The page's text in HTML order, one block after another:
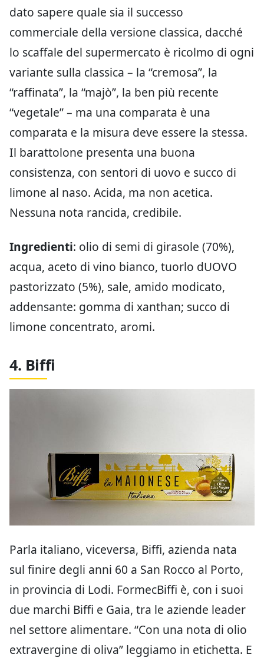
dato sapere quale sia il successo
commerciale della versione classica, dacché
lo scaffale del supermercato è ricolmo di ogni
variante sulla classica – la “cremosa”, la
“raffinata”, la “majò”, la ben più recente
“vegetale” – ma una comparata è una
comparata e la misura deve essere la stessa.
Il barattolone presenta una buona
consistenza, con sentori di uovo e succo di
limone al naso. Acida, ma non acetica.
Nessuna nota rancida, credibile.
Ingredienti: olio di semi di girasole (70%),
acqua, aceto di vino bianco, tuorlo dUOVO
pastorizzato (5%), sale, amido modicato,
addensante: gomma di xanthan; succo di
limone concentrato, aromi.
4. Biffi
Parla italiano, viceversa, Biffi, azienda nata
sul finire degli anni 60 a San Rocco al Porto,
in provincia di Lodi. FormecBiffi è, con i suoi
due marchi Biffi e Gaia, tra le aziende leader
nel settore alimentare. “Con una nota di olio
extravergine di oliva” leggiamo in etichetta. E